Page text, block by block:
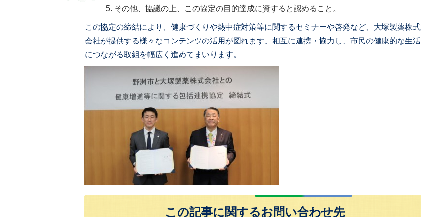
その他、協議の上、この協定の目的達成に資すると認めること。
この協定の締結により、健康づくりや熱中症対策等に関するセミナーや啓発など、大塚製薬株式
会社が提供する様々なコンテンツの活用が図れます。相互に連携・協力し、市民の健康的な生活
につながる取組を幅広く進めてまいります。
この記事に関するお問い合わせ先